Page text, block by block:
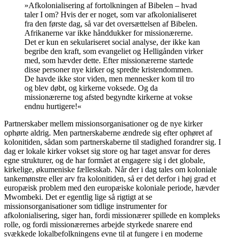
»Afkolonialisering af fortolkningen af Bibelen – hvad
taler I om? Hvis der er noget, som var afkolonialiseret
fra den første dag, så var det oversættelsen af Bibelen.
Afrikanerne var ikke hånddukker for missionærerne.
Det er kun en sekulariseret social analyse, der ikke kan
begribe den kraft, som evangeliet og Helligånden virker
med, som hævder dette. Efter missionærerne startede
disse personer nye kirker og spredte kristendommen.
De havde ikke stor viden, men mennesker kom til tro
og blev døbt, og kirkerne voksede. Og da
missionærerne tog afsted begyndte kirkerne at vokse
endnu hurtigere!«
Partnerskaber mellem missionsorganisationer og de nye kirker
ophørte aldrig. Men partnerskaberne ændrede sig efter ophøret af
kolonitiden, sådan som partnerskaberne til stadighed forandrer sig. I
dag er lokale kirker vokset sig store og har taget ansvar for deres
egne strukturer, og de har formået at engagere sig i det globale,
kirkelige, økumeniske fællesskab. Når der i dag tales om koloniale
tankemønstre eller arv fra kolonitiden, så er det derfor i høj grad et
europæisk problem med den europæiske koloniale periode, hævder
Mwombeki. Det er egentlig lige så rigtigt at se
missionsorganisationer som tidlige instrumenter for
afkolonialisering, siger han, fordi missionærer spillede en kompleks
rolle, og fordi missionærernes arbejde styrkede snarere end
svækkede lokalbefolkningens evne til at fungere i en moderne